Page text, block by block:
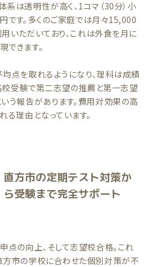
は透明性が高く、1コマ（30分）小
です。多くのご家庭では月々15,000
いただいており、これは外食を月に
きます。
点を取れるようになり、理科は成績
校受験で第二志望の推薦と第一志望
う報告があります。費用対効果の高
る理由となっています。
直方市の定期テスト対策か
ら受験まで完全サポート
点の向上、そして志望校合格。これ
方市の学校に合わせた個別対策が不